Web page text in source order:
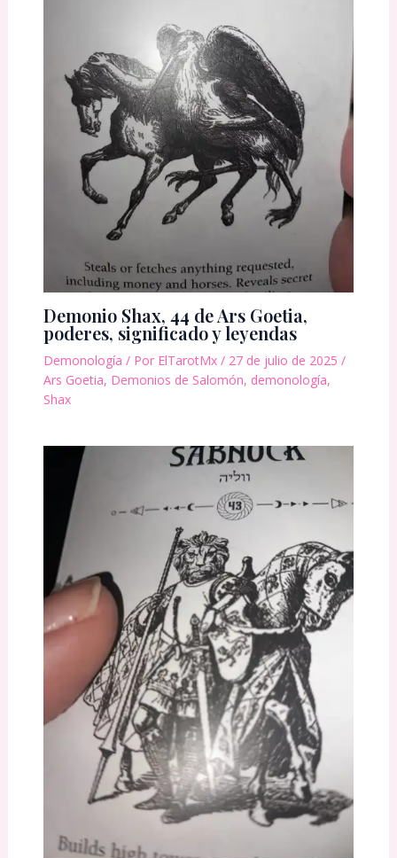
Demonio Shax, 44 de Ars Goetia,
poderes, significado y leyendas
Demonología / Por ElTarotMx / 27 de julio de 2025 /
Ars Goetia, Demonios de Salomón, demonología,
Shax